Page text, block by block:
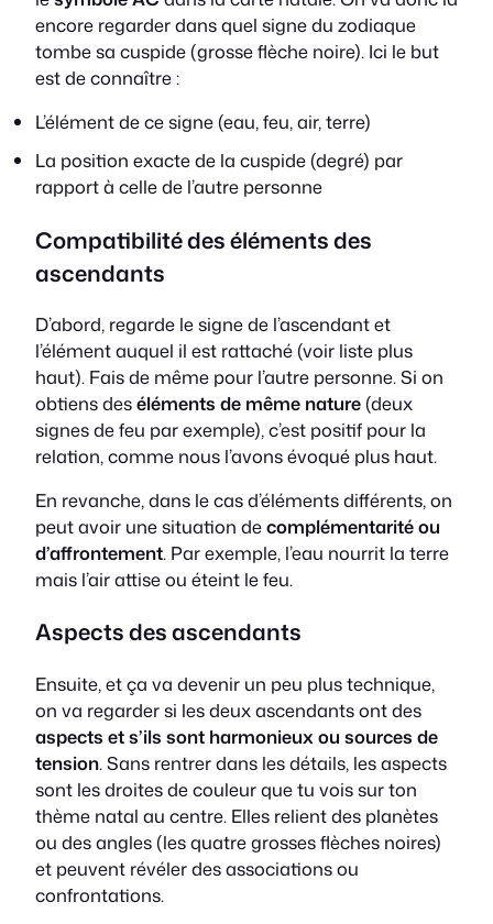
encore regarder dans quel signe du zodiaque
tombe sa cuspide (grosse flèche noire). Ici le but
est de connaître :
L’élément de ce signe (eau, feu, air, terre)
La position exacte de la cuspide (degré) par
rapport à celle de l’autre personne
Compatibilité des éléments des
ascendants
D’abord, regarde le signe de l’ascendant et
l’élément auquel il est rattaché (voir liste plus
haut). Fais de même pour l’autre personne. Si on
obtiens deséléments de même nature(deux
signes de feu par exemple), c’est positif pour la
relation, comme nous l’avons évoqué plus haut.
En revanche, dans le cas d’éléments différents, on
peut avoir une situation decomplémentarité ou
d’affrontement. Par exemple, l’eau nourrit la terre
mais l’air attise ou éteint le feu.
Aspects des ascendants
Ensuite, et ça va devenir un peu plus technique,
on va regarder si les deux ascendants ont des
aspects et s’ils sont harmonieux ou sources de
tension. Sans rentrer dans les détails, les aspects
sont les droites de couleur que tu vois sur ton
thème natal au centre. Elles relient des planètes
ou des angles (les quatre grosses flèches noires)
et peuvent révéler des associations ou
confrontations.